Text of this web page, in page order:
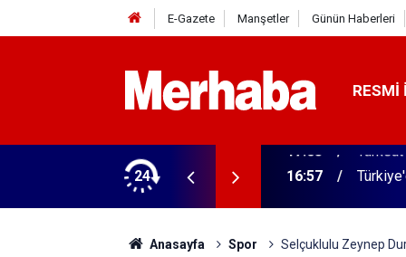
E-Gazete Manşetler Günün Haberleri
RESMI
24 16:57
Anasayfa Spor Selçuklulu Zeynep